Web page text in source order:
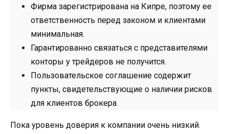
Фирма зарегистрирована на Кипре, поэтому ее
ответственность перед законом и клиентами
минимальная.
Гарантированно связаться с представителями
конторы у трейдеров не получится.
Пользовательское соглашение содержит
пункты, свидетельствующие о наличии рисков
для клиентов брокера.
Пока уровень доверия к компании очень низкий.